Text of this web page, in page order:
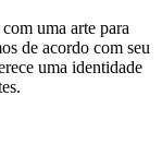
uma arte para
de acordo com seu
uma identidade